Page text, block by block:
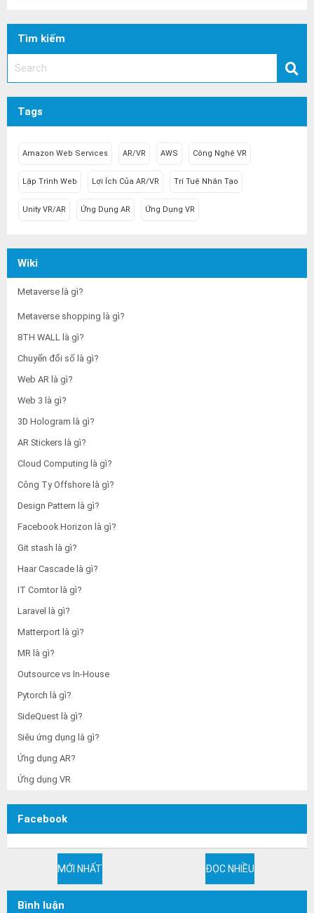
Tìm kiếm
Tags
Amazon Web Services AR/VR AWS Công Nghệ VR
Lập Trình Web Lợi Ích Của AR/VR Trí Tuệ Nhân Tạo
Unity VR/AR Ứng Dụng AR Ứng Dụng VR
Wiki
Metaverse là gì?
Metaverse shopping là gì?
8TH WALL là gì?
Chuyển đổi số là gì?
Web AR là gì?
Web 3 là gì?
3D Hologram là gì?
AR Stickers là gì?
Cloud Computing là gì?
Công Ty Offshore là gì?
Design Pattern là gì?
Facebook Horizon là gì?
Git stash là gì?
Haar Cascade là gì?
IT Comtor là gì?
Laravel là gì?
Matterport là gì?
MR là gì?
Outsource vs In-House
Pytorch là gì?
SideQuest là gì?
Siêu ứng dụng là gì?
Ứng dụng AR?
Ứng dụng VR
Facebook
MỚI NHẤT ĐỌC NHIỀU
Bình luận